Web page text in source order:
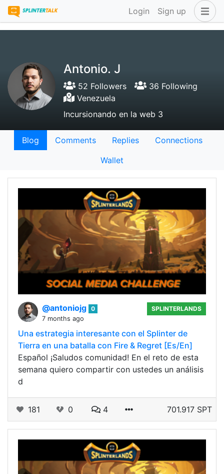
Login Sign up
Antonio. J
52 Followers
36 Following
Venezuela
Incursionando en la web 3
Blog Comments Replies
Connections
Wallet
@antoniojg 0
7 months ago
SPLINTERLANDS
Una estrategia interesante con el Splinter de
Tierra en una batalla con Fire & Regret [Es/En]
Español ¡Saludos comunidad! En el reto de esta
semana quiero compartir con ustedes un análisis
d
181 0 4 701.917 SPT